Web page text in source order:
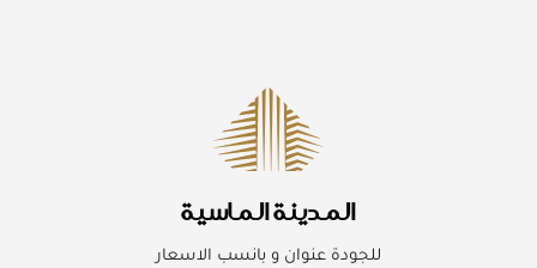
المدينة الماسية
للجودة عنوان و بانسب الاسعار